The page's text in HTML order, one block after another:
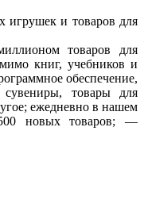
игрушек и товаров для
товаров для
книг, учебников и
обеспечение,
сувениры, товары для
ежедневно в нашем
500 новых товаров; —